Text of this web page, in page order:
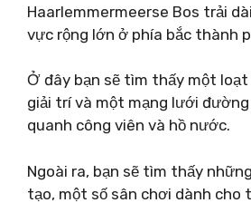
Haarlemmermeerse Bos trải
vực rộng lớn ở phía bắc thành
Ở đây bạn sẽ tìm thấy một
giải trí và một mạng lưới
quanh công viên và hồ nước.
Ngoài ra, bạn sẽ tìm thấy
tạo, một số sân chơi dành cho